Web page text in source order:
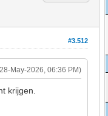
#3.512
May-2026, 06:36 PM)
krijgen.